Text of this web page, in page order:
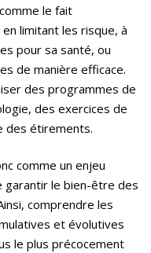
le fait
limitant les risque, à
pour sa santé, ou
de manière efficace.
des programmes de
des exercices de
des étirements.
comme un enjeu
garantir le bien-être des
comprendre les
et évolutives
le plus précocement